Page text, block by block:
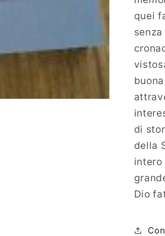
quei
di
della
intero
Dio